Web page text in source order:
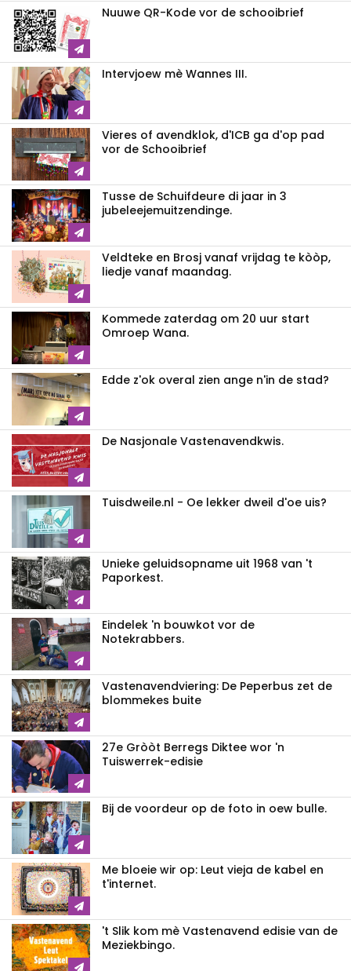
Nuuwe QR-Kode vor de schooibrief
Intervjoew mè Wannes III.
Vieres of avendklok, d'ICB ga d'op pad
vor de Schooibrief
Tusse de Schuifdeure di jaar in 3
jubeleejemuitzendinge.
Veldteke en Brosj vanaf vrijdag te kòòp,
liedje vanaf maandag.
Kommede zaterdag om 20 uur start
Omroep Wana.
Edde z'ok overal zien ange n'in de stad?
De Nasjonale Vastenavendkwis.
Tuisdweile.nl - Oe lekker dweil d'oe uis?
Unieke geluidsopname uit 1968 van 't
Paporkest.
Eindelek 'n bouwkot vor de
Notekrabbers.
Vastenavendviering: De Peperbus zet de
blommekes buite
27e Gròòt Berregs Diktee wor 'n
Tuiswerrek-edisie
Bij de voordeur op de foto in oew bulle.
Me bloeie wir op: Leut vieja de kabel en
t'internet.
't Slik kom mè Vastenavend edisie van de
Meziekbingo.